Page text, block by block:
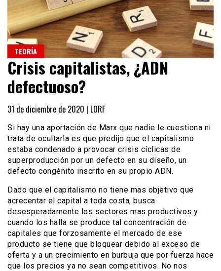
TEORÍA
Crisis capitalistas, ¿ADN
defectuoso?
31 de diciembre de 2020 | LORF
Si hay una aportación de Marx que nadie le cuestiona ni
trata de ocultarla es que predijo que el capitalismo
estaba condenado a provocar crisis cíclicas de
superproducción por un defecto en su diseño, un
defecto congénito inscrito en su propio ADN.
Dado que el capitalismo no tiene mas objetivo que
acrecentar el capital a toda costa, busca
desesperadamente los sectores mas productivos y
cuando los halla se produce tal concentración de
capitales que forzosamente el mercado de ese
producto se tiene que bloquear debido al exceso de
oferta y a un crecimiento en burbuja que por fuerza hace
que los precios ya no sean competitivos. No nos